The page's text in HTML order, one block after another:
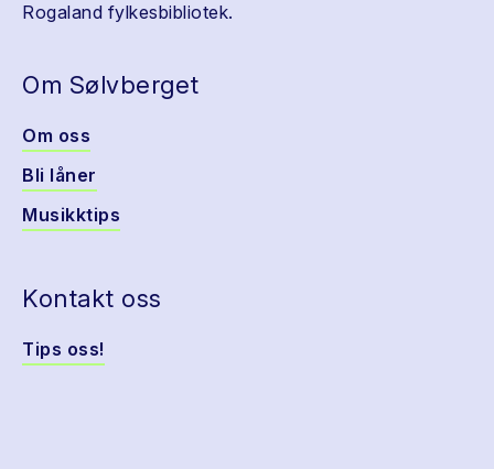
Rogaland fylkesbibliotek.
Om Sølvberget
Om oss
Bli låner
Musikktips
Kontakt oss
Tips oss!